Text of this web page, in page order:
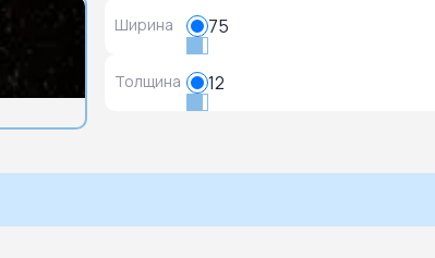
Ширина 75
Толщина 12